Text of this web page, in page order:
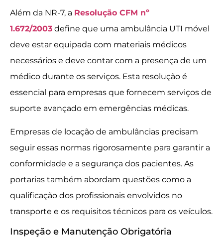
Além da NR-7, a Resolução CFM nº
1.672/2003 define que uma ambulância UTI móvel
deve estar equipada com materiais médicos
necessários e deve contar com a presença de um
médico durante os serviços. Esta resolução é
essencial para empresas que fornecem serviços de
suporte avançado em emergências médicas.
Empresas de locação de ambulâncias precisam
seguir essas normas rigorosamente para garantir a
conformidade e a segurança dos pacientes. As
portarias também abordam questões como a
qualificação dos profissionais envolvidos no
transporte e os requisitos técnicos para os veículos.
Inspeção e Manutenção Obrigatória